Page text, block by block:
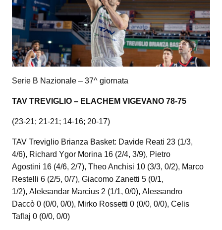
Serie B Nazionale – 37^ giornata
TAV TREVIGLIO – ELACHEM VIGEVANO 78-75
(23-21; 21-21; 14-16; 20-17)
TAV Treviglio Brianza Basket: Davide Reati 23 (1/3,
4/6), Richard Ygor Morina 16 (2/4, 3/9), Pietro
Agostini 16 (4/6, 2/7), Theo Anchisi 10 (3/3, 0/2), Marco
Restelli 6 (2/5, 0/7), Giacomo Zanetti 5 (0/1,
1/2), Aleksandar Marcius 2 (1/1, 0/0), Alessandro
Daccò 0 (0/0, 0/0), Mirko Rossetti 0 (0/0, 0/0), Celis
Taflaj 0 (0/0, 0/0)